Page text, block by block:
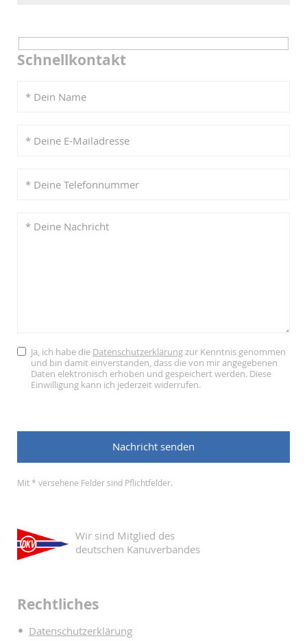
Schnellkontakt
Ja, ich habe die Datenschutzerklärungzur Kenntnis genommen
und bin damit einverstanden, dass die von mir angegebenen
Daten elektronisch erhoben und gespeichert werden. Diese
Einwilligung kann ich jederzeit widerrufen.
Mit * versehene Felder sind Pflichtfelder.
Wir sind Mitglied des
deutschen Kanuverbandes
Rechtliches
Datenschutzerklärung